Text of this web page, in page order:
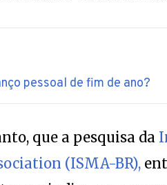
(ISMA-BR),
indica um